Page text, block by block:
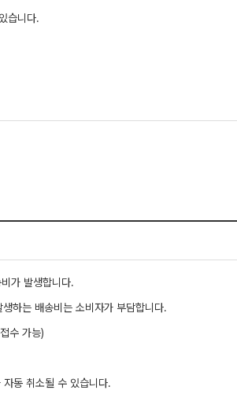
습니다.
가 발생합니다.
하는 배송비는 소비자가 부담합니다.
수 가능)
동 취소될 수 있습니다.